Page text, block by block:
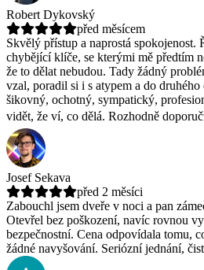
Robert Dykovský
před měsícem
Skvělý přístup a naprostá spokojenost.
chybějící klíče, se kterými mě předtím
že to dělat nebudou. Tady žádný
vzal, poradil si i s atypem a do
šikovný, ochotný, sympatický,
vidět, že ví, co dělá. Rozhodně
Josef Sekava
před 2 měsíci
Zabouchl jsem dveře v noci a pan
Otevřel bez poškození, navíc rovnou
bezpečnostní. Cena odpovídala tomu,
žádné navyšování. Seriózní jednání,